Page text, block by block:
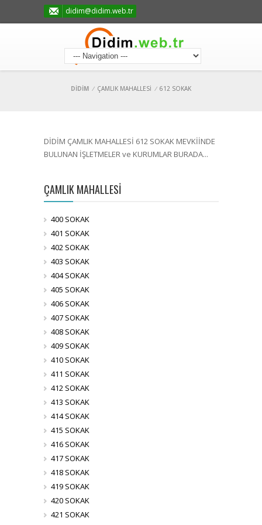
didim@didim.web.tr
DİDİM / ÇAMLIK MAHALLESİ / 612 SOKAK
DİDİM ÇAMLIK MAHALLESİ 612 SOKAK MEVKİİNDE
BULUNAN İŞLETMELER ve KURUMLAR BURADA...
ÇAMLIK MAHALLESİ
400 SOKAK
401 SOKAK
402 SOKAK
403 SOKAK
404 SOKAK
405 SOKAK
406 SOKAK
407 SOKAK
408 SOKAK
409 SOKAK
410 SOKAK
411 SOKAK
412 SOKAK
413 SOKAK
414 SOKAK
415 SOKAK
416 SOKAK
417 SOKAK
418 SOKAK
419 SOKAK
420 SOKAK
421 SOKAK